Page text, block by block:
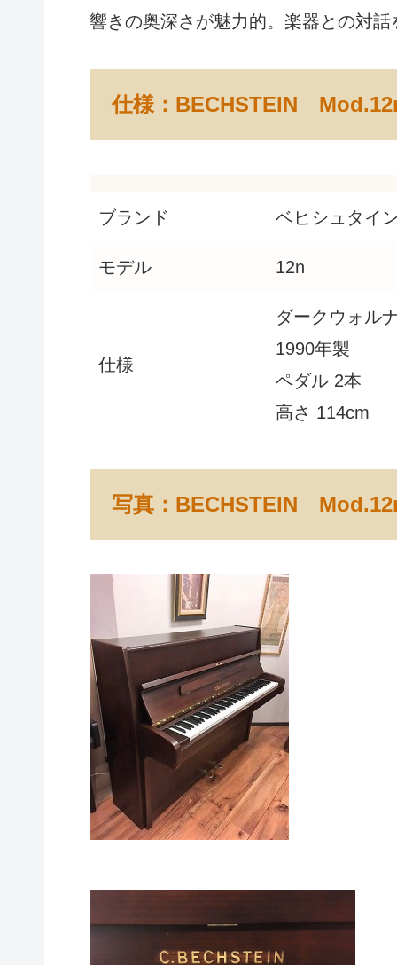
響きの奥深さが魅力的。楽器との対話
仕様：BECHSTEIN
ブランド ベヒシュタイ
モデル 12n
仕様
ダークウォル
1990年製
ペダル 2本
高さ 114cm
写真：BECHSTEIN